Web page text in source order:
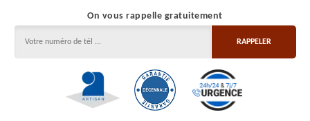
On vous rappelle gratuitement